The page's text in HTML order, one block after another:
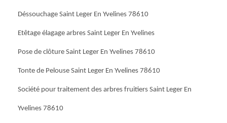
Déssouchage Saint Leger En Yvelines 78610
Etêtage élagage arbres Saint Leger En Yvelines
Pose de clôture Saint Leger En Yvelines 78610
Tonte de Pelouse Saint Leger En Yvelines 78610
Société pour traitement des arbres fruitiers Saint Leger En
Yvelines 78610